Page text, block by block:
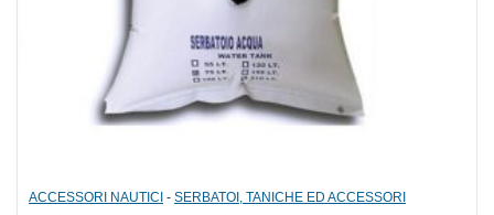
ACCESSORI NAUTICI - SERBATOI, TANICHE ED ACCESSORI